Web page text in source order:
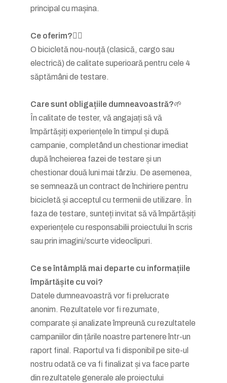
principal cu mașina.
Ce oferim?🚴‍♂️
O bicicletă nou-nouță (clasică, cargo sau
electrică) de calitate superioară pentru cele 4
săptămâni de testare.
Care sunt obligațiile dumneavoastră?🌱
În calitate de tester, vă angajați să vă
împărtășiți experiențele în timpul și după
campanie, completând un chestionar imediat
după încheierea fazei de testare și un
chestionar două luni mai târziu. De asemenea,
se semnează un contract de închiriere pentru
bicicletă și acceptul cu termenii de utilizare. În
faza de testare, sunteți invitat să vă împărtășiți
experiențele cu responsabilii proiectului în scris
sau prin imagini/scurte videoclipuri.
Ce se întâmplă mai departe cu informațiile
împărtășite cu voi?
Datele dumneavoastră vor fi prelucrate
anonim. Rezultatele vor fi rezumate,
comparate și analizate împreună cu rezultatele
campaniilor din țările noastre partenere într-un
raport final. Raportul va fi disponibil pe site-ul
nostru odată ce va fi finalizat și va face parte
din rezultatele generale ale proiectului